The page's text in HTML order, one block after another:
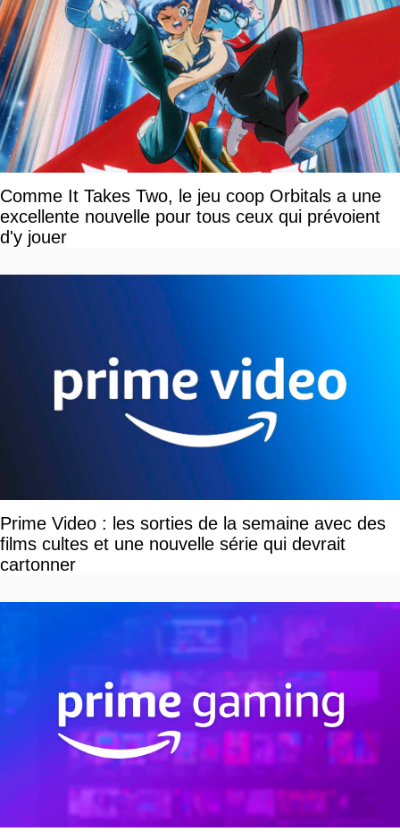
Comme It Takes Two, le jeu coop Orbitals a une
excellente nouvelle pour tous ceux qui prévoient
d'y jouer
Prime Video : les sorties de la semaine avec des
films cultes et une nouvelle série qui devrait
cartonner